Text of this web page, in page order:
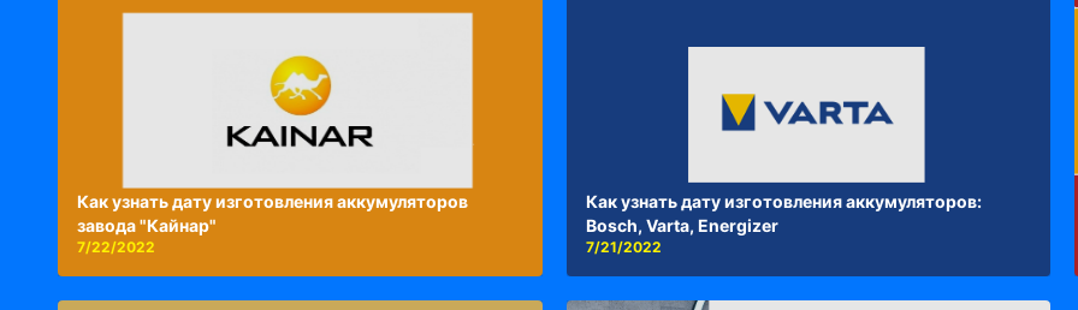
Как узнать дату изготовления аккумуляторов
завода "Кайнар"
7/22/2022
Как узнать дату изготовления аккумуляторов:
Bosch, Varta, Energizer
7/21/2022